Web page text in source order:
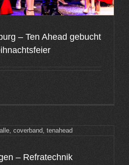
– Ten Ahead gebucht
– Refratechnik